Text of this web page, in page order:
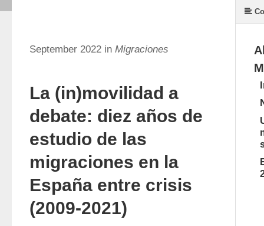
September 2022 in Migraciones
La (in)movilidad a
debate: diez años de
estudio de las
migraciones en la
España entre crisis
(2009-2021)